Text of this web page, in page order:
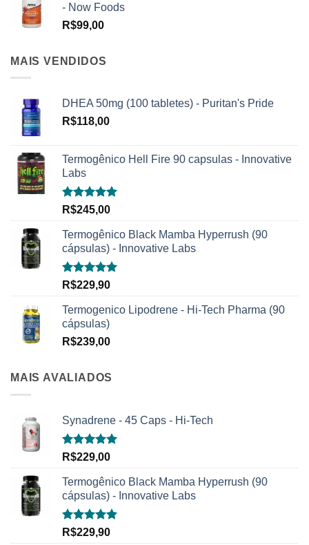
- Now Foods
R$99,00
MAIS VENDIDOS
DHEA 50mg (100 tabletes) - Puritan's Pride
R$118,00
Termogênico Hell Fire 90 capsulas - Innovative
Labs
Avaliação
R$245,00
Termogênico Black Mamba Hyperrush (90
cápsulas) - Innovative Labs
Avaliação
R$229,90
Termogenico Lipodrene - Hi-Tech Pharma (90
cápsulas)
R$239,00
MAIS AVALIADOS
Synadrene - 45 Caps - Hi-Tech
Avaliação
R$229,00
Termogênico Black Mamba Hyperrush (90
cápsulas) - Innovative Labs
Avaliação
R$229,90